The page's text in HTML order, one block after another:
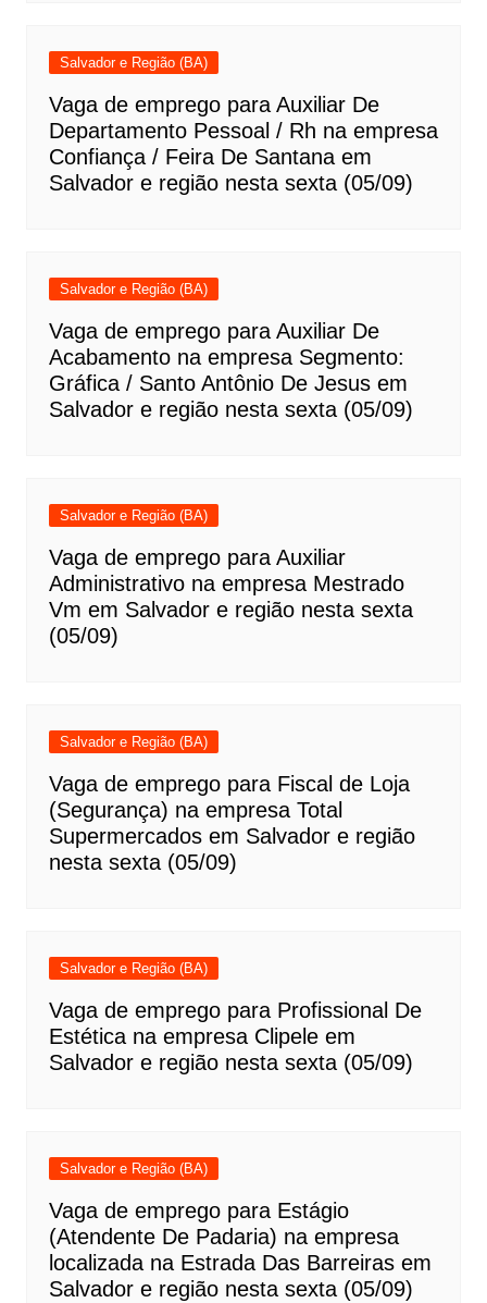
Salvador e Região (BA)
Vaga de emprego para Auxiliar De
Departamento Pessoal / Rh na empresa
Confiança / Feira De Santana em
Salvador e região nesta sexta (05/09)
Salvador e Região (BA)
Vaga de emprego para Auxiliar De
Acabamento na empresa Segmento:
Gráfica / Santo Antônio De Jesus em
Salvador e região nesta sexta (05/09)
Salvador e Região (BA)
Vaga de emprego para Auxiliar
Administrativo na empresa Mestrado
Vm em Salvador e região nesta sexta
(05/09)
Salvador e Região (BA)
Vaga de emprego para Fiscal de Loja
(Segurança) na empresa Total
Supermercados em Salvador e região
nesta sexta (05/09)
Salvador e Região (BA)
Vaga de emprego para Profissional De
Estética na empresa Clipele em
Salvador e região nesta sexta (05/09)
Salvador e Região (BA)
Vaga de emprego para Estágio
(Atendente De Padaria) na empresa
localizada na Estrada Das Barreiras em
Salvador e região nesta sexta (05/09)